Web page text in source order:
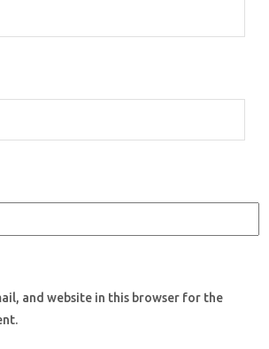
and website in this browser for the